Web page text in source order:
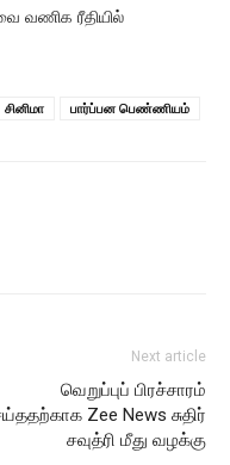
வணிக ரீதியில்
சினிமா பார்ப்பன பெண்ணியம்
Next article
வெறுப்புப் பிரச்சாரம்
Zee News சுதிர்
சவுத்ரி மீது வழக்கு